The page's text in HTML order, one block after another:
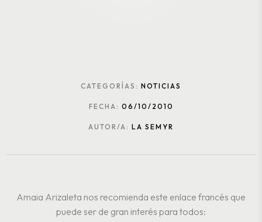
CATEGORÍAS: NOTICIAS
FECHA: 06/10/2010
AUTOR/A: LA SEMYR
Amaia Arizaleta nos recomienda este enlace francés que
puede ser de gran interés para todos: